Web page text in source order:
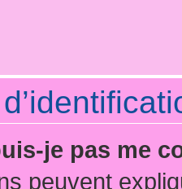
je pas me
peuvent